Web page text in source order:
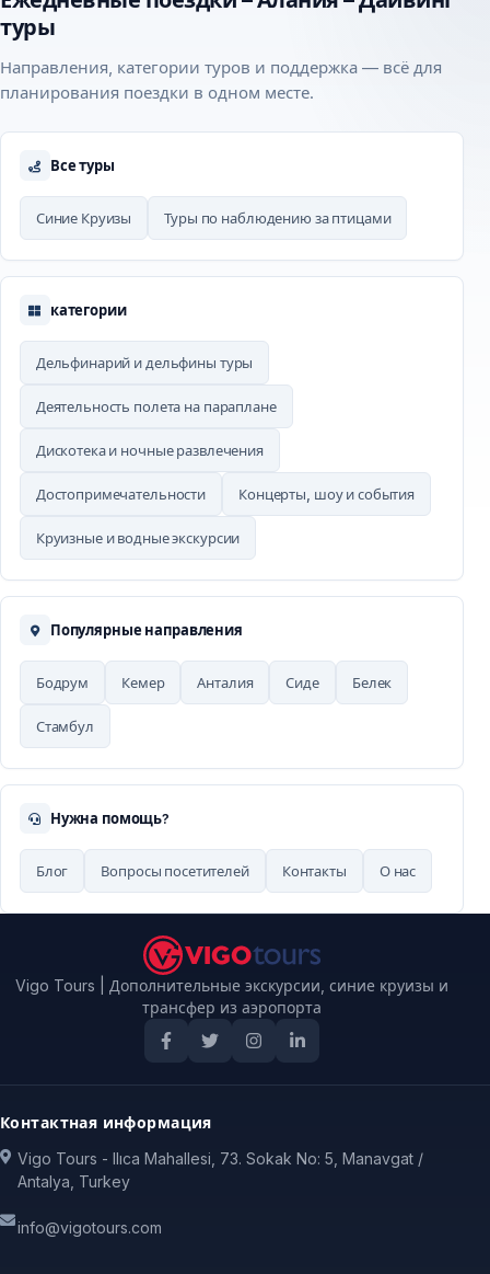
туры
Направления, категории туров и поддержка — всё для
планирования поездки в одном месте.
Все туры
Синие Круизы Туры по наблюдению за птицами
категории
Дельфинарий и дельфины туры
Деятельность полета на параплане
Дискотека и ночные развлечения
Достопримечательности Концерты, шоу и события
Круизные и водные экскурсии
Популярные направления
Бодрум Кемер Анталия Сиде Белек
Стамбул
Нужна помощь?
Блог Вопросы посетителей Контакты О нас
Vigo Tours | Дополнительные экскурсии, синие круизы и
трансфер из аэропорта
Контактная информация
Vigo Tours - Ilıca Mahallesi, 73. Sokak No: 5, Manavgat /
Antalya, Turkey
info@vigotours.com